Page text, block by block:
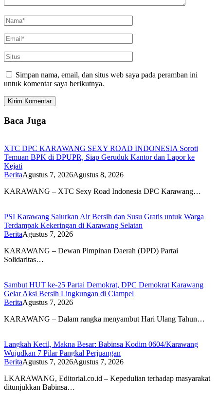
Simpan nama, email, dan situs web saya pada peramban ini
untuk komentar saya berikutnya.
Baca Juga
XTC DPC KARAWANG SEXY ROAD INDONESIA Soroti
Temuan BPK di DPUPR, Siap Geruduk Kantor dan Lapor ke
Kejati
BeritaAgustus 7, 2026Agustus 8, 2026
KARAWANG – XTC Sexy Road Indonesia DPC Karawang…
PSI Karawang Salurkan Air Bersih dan Susu Gratis untuk Warga
Terdampak Kekeringan di Karawang Selatan
BeritaAgustus 7, 2026
KARAWANG – Dewan Pimpinan Daerah (DPD) Partai
Solidaritas…
Sambut HUT ke-25 Partai Demokrat, DPC Demokrat Karawang
Gelar Aksi Bersih Lingkungan di Ciampel
BeritaAgustus 7, 2026
KARAWANG – Dalam rangka menyambut Hari Ulang Tahun…
Langkah Kecil, Makna Besar: Babinsa Kodim 0604/Karawang
Wujudkan 7 Pilar Pangkal Perjuangan
BeritaAgustus 7, 2026Agustus 7, 2026
LKARAWANG, Editorial.co.id – Kepedulian terhadap masyarakat
ditunjukkan Babinsa…